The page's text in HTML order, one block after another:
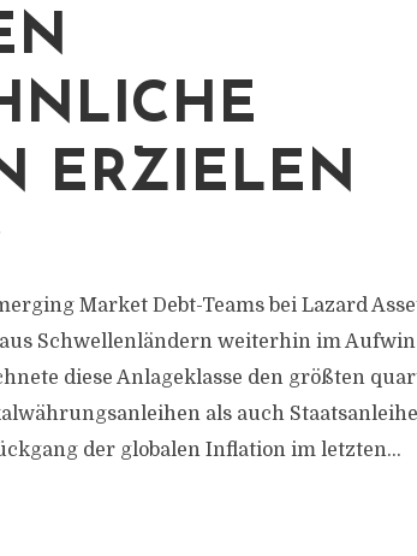
ERZIELEN
Market Debt-Teams bei Lazard
Schwellenländern weiterhin im
diese Anlageklasse den größten
als auch
der globalen Inflation im letzten...